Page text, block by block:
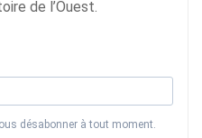
de l’Ouest.
désabonner à tout moment.